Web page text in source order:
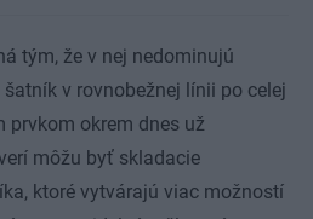
tým, že v nej nedominujú
v rovnobežnej línii po celej
prvkom okrem dnes už
môžu byť skladacie
ktoré vytvárajú viac možností